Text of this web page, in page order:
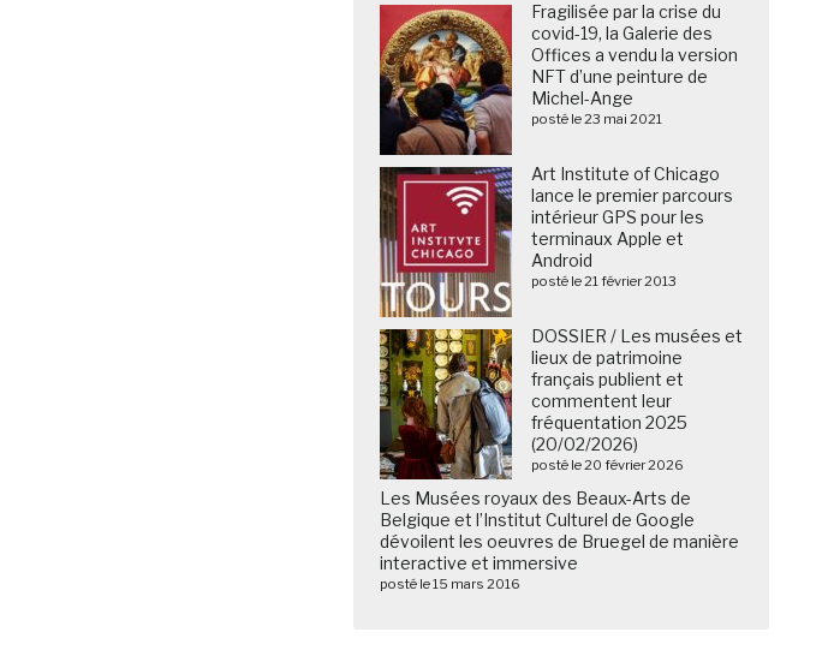
Fragilisée par la crise du
covid-19, la Galerie des
Offices a vendu la version
NFT d’une peinture de
Michel-Ange
posté le 23 mai 2021
Art Institute of Chicago
lance le premier parcours
intérieur GPS pour les
terminaux Apple et
Android
posté le 21 février 2013
DOSSIER / Les musées et
lieux de patrimoine
français publient et
commentent leur
fréquentation 2025
(20/02/2026)
posté le 20 février 2026
Les Musées royaux des Beaux-Arts de
Belgique et l’Institut Culturel de Google
dévoilent les oeuvres de Bruegel de manière
interactive et immersive
posté le 15 mars 2016